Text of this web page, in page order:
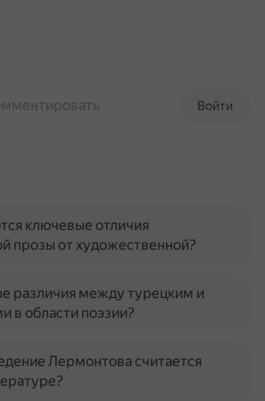
Войти
ключевые отличия
прозы от художественной?
различия между турецким и
в области поэзии?
Лермонтова считается